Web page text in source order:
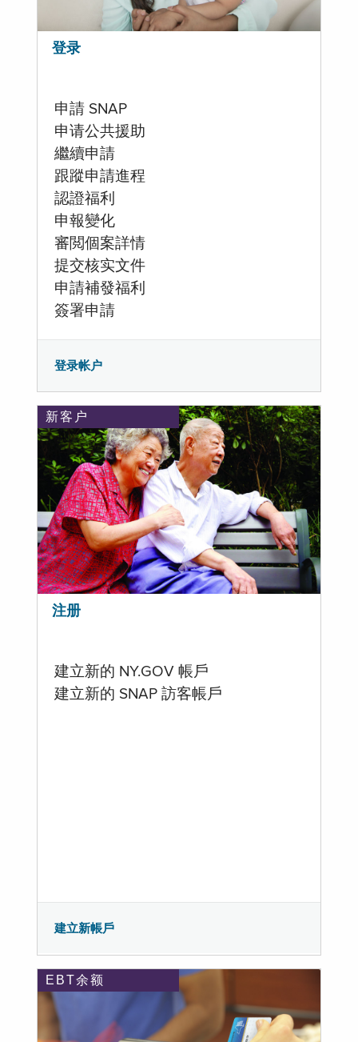
登录
申請 SNAP
申请公共援助
繼續申請
跟蹤申請進程
認證福利
申報變化
審閲個案詳情
提交核实文件
申請補發福利
簽署申請
登录帐户
新客户
注册
建立新的 NY.GOV 帳戶
建立新的 SNAP 訪客帳戶
建立新帳戶
EBT余额